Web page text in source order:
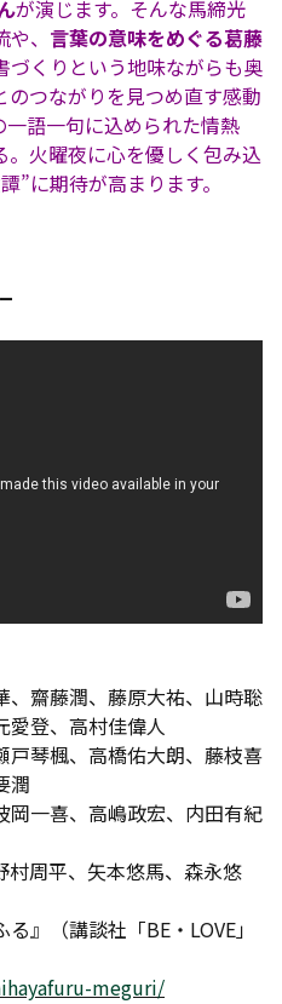
が演じます。そんな馬締光
、 言葉の意味をめぐる葛藤
づくりという地味ながらも奥
つながりを見つめ直す感動
語一句に込められた情熱
火曜夜に心を優しく包み込
”に期待が高まります。
齋藤潤、藤原大祐、山時聡
愛登、高村佳偉人
楓、高橋佑大朗、藤枝喜
潤
喜、高嶋政宏、内田有紀
平、矢本悠馬、森永悠
』（講談社「BE・LOVE」
meguri/